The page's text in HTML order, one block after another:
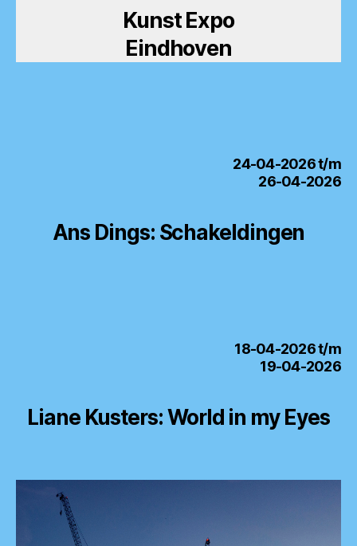
Kunst Expo
Eindhoven
24-04-2026 t/m
26-04-2026
Ans Dings: Schakeldingen
18-04-2026 t/m
19-04-2026
Liane Kusters: World in my Eyes